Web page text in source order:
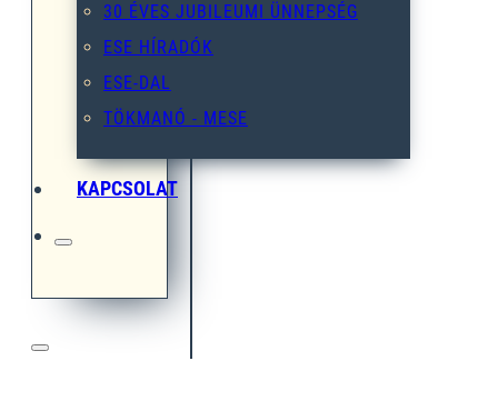
30 ÉVES JUBILEUMI ÜNNEPSÉG
ESE HÍRADÓK
ESE-DAL
TÖKMANÓ - MESE
KAPCSOLAT